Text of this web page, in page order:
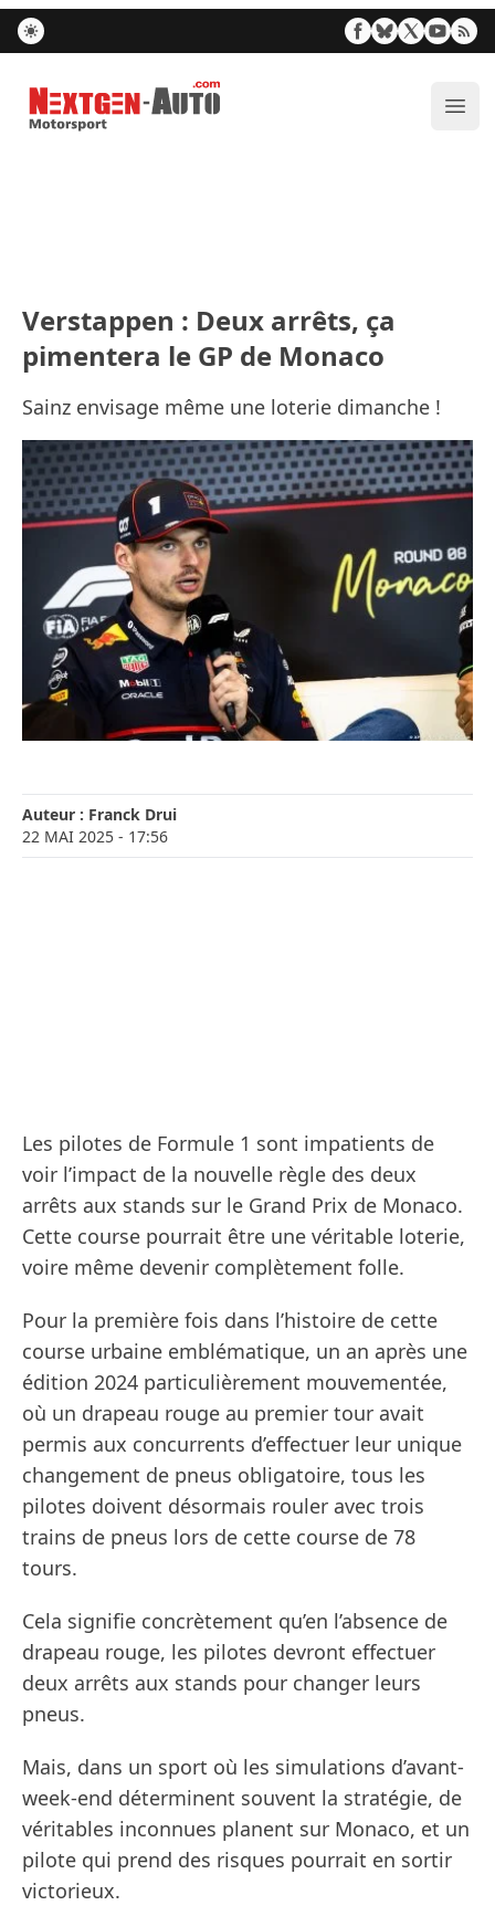
Nextgen-Auto.com
Verstappen : Deux arrêts, ça
pimentera le GP de Monaco
Sainz envisage même une loterie dimanche !
Auteur : Franck Drui
22 MAI 2025 - 17:56
Les pilotes de Formule 1 sont impatients de
voir l’impact de la nouvelle règle des deux
arrêts aux stands sur le Grand Prix de Monaco.
Cette course pourrait être une véritable loterie,
voire même devenir complètement folle.
Pour la première fois dans l’histoire de cette
course urbaine emblématique, un an après une
édition 2024 particulièrement mouvementée,
où un drapeau rouge au premier tour avait
permis aux concurrents d’effectuer leur unique
changement de pneus obligatoire, tous les
pilotes doivent désormais rouler avec trois
trains de pneus lors de cette course de 78
tours.
Cela signifie concrètement qu’en l’absence de
drapeau rouge, les pilotes devront effectuer
deux arrêts aux stands pour changer leurs
pneus.
Mais, dans un sport où les simulations d’avant-
week-end déterminent souvent la stratégie, de
véritables inconnues planent sur Monaco, et un
pilote qui prend des risques pourrait en sortir
victorieux.